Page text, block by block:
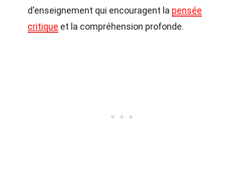
d'enseignement qui encouragent la pensée
critique et la compréhension profonde.